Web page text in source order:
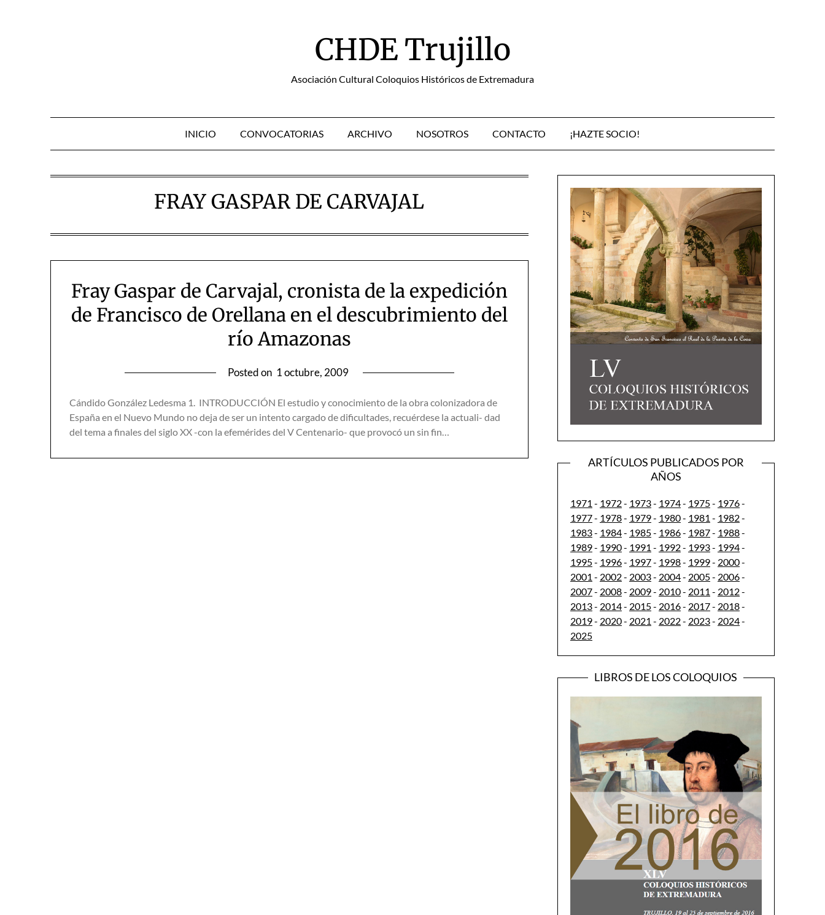
CHDE Trujillo
Asociación Cultural Coloquios Históricos de Extremadura
INICIO CONVOCATORIAS ARCHIVO NOSOTROS CONTACTO ¡HAZTE SOCIO!
FRAY GASPAR DE CARVAJAL
Fray Gaspar de Carvajal, cronista de la expedición
de Francisco de Orellana en el descubrimiento del
río Amazonas
Posted on 1 octubre, 2009
Cándido González Ledesma 1. INTRODUCCIÓN El estudio y conocimiento de la obra colonizadora de
España en el Nuevo Mundo no deja de ser un intento cargado de dificultades, recuérdese la actuali- dad
del tema a finales del siglo XX -con la efemérides del V Centenario- que provocó un sin fin…
ARTÍCULOS PUBLICADOS POR
AÑOS
1971 - 1972- 1973- 1974- 1975- 1976-
1977- 1978- 1979- 1980- 1981 - 1982-
1983- 1984- 1985- 1986- 1987- 1988-
1989- 1990- 1991 - 1992- 1993- 1994-
1995- 1996- 1997- 1998- 1999- 2000-
2001 - 2002- 2003- 2004- 2005- 2006-
2007- 2008- 2009- 2010- 2011 - 2012-
2013- 2014- 2015- 2016- 2017- 2018-
2019- 2020- 2021 - 2022- 2023- 2024-
2025
LIBROS DE LOS COLOQUIOS